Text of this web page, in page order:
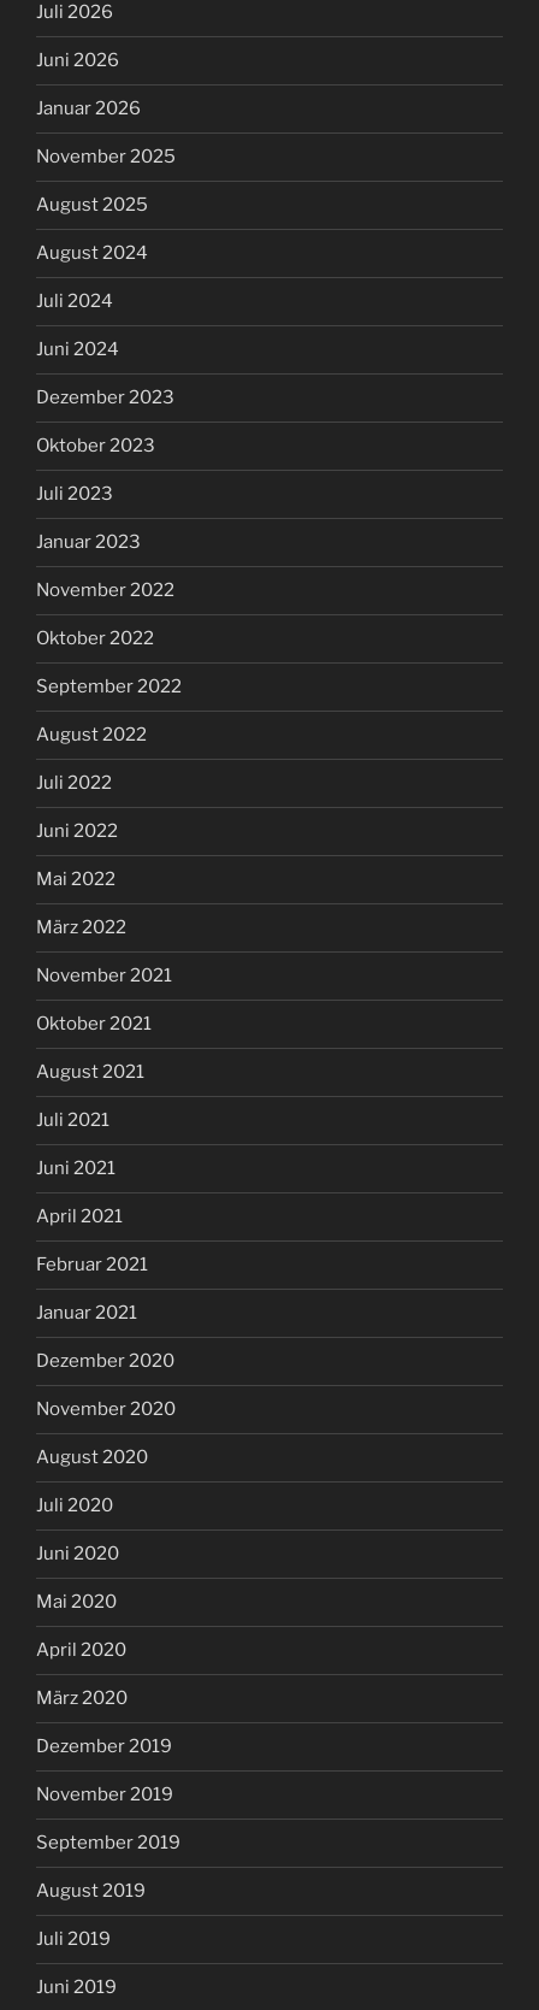
Juli 2026
Juni 2026
Januar 2026
November 2025
August 2025
August 2024
Juli 2024
Juni 2024
Dezember 2023
Oktober 2023
Juli 2023
Januar 2023
November 2022
Oktober 2022
September 2022
August 2022
Juli 2022
Juni 2022
Mai 2022
März 2022
November 2021
Oktober 2021
August 2021
Juli 2021
Juni 2021
April 2021
Februar 2021
Januar 2021
Dezember 2020
November 2020
August 2020
Juli 2020
Juni 2020
Mai 2020
April 2020
März 2020
Dezember 2019
November 2019
September 2019
August 2019
Juli 2019
Juni 2019